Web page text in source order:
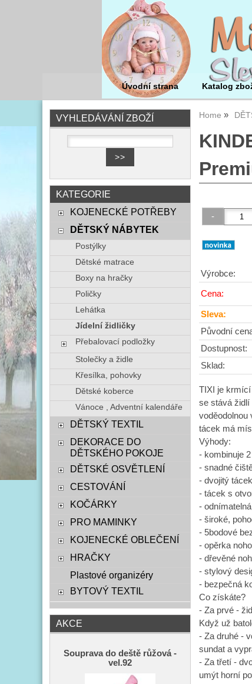
Úvodní strana Katalog
Home
Výrobce:
Cena:
Sleva:
Původní
Dostupnost:
Sklad:
TIXI je
se stává židlí
voděodolnou
tácek má
Výhody:
- kombinuje
- snadné
- dvojitý
- tácek s
-
- široké,
- 5bodové
- opěrka
- dřevěné
- stylový
- bezpečná
Co získáte?
- Za prvé -
Když už
- Za druhé -
sundat a
- Za třetí -
umýt horní
VYHLEDÁVÁNÍ ZBOŽÍ
KATEGORIE
KOJENECKÉ POTŘEBY
DĚTSKÝ NÁBYTEK
Postýlky
Dětské matrace
Boxy na hračky
Poličky
Lehátka
Jídelní židličky
Přebalovací podložky
Stolečky a židle
Křesílka, pohovky
Dětské koberce
Vánoce , Adventní kalendáře
DĚTSKÝ TEXTIL
DEKORACE DO
DĚTSKÉHO POKOJE
DĚTSKÉ OSVĚTLENÍ
CESTOVÁNÍ
KOČÁRKY
PRO MAMINKY
KOJENECKÉ OBLEČENÍ
HRAČKY
Plastové organizéry
BYTOVÝ TEXTIL
AKCE
Souprava do deště růžová -
vel.92